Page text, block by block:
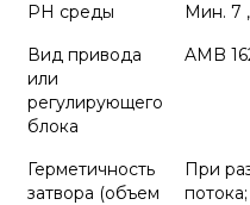
PH среды
Мин. 7
Вид привода
или
регулирующего
блока
AMB
Герметичность
затвора (объем
При